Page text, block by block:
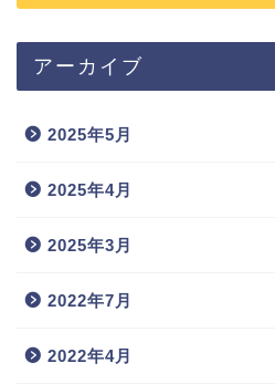
アーカイブ
2025年5月
2025年4月
2025年3月
2022年7月
2022年4月